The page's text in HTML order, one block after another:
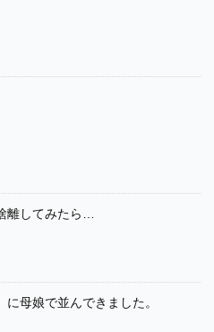
離してみたら…
に母娘で並んできました。